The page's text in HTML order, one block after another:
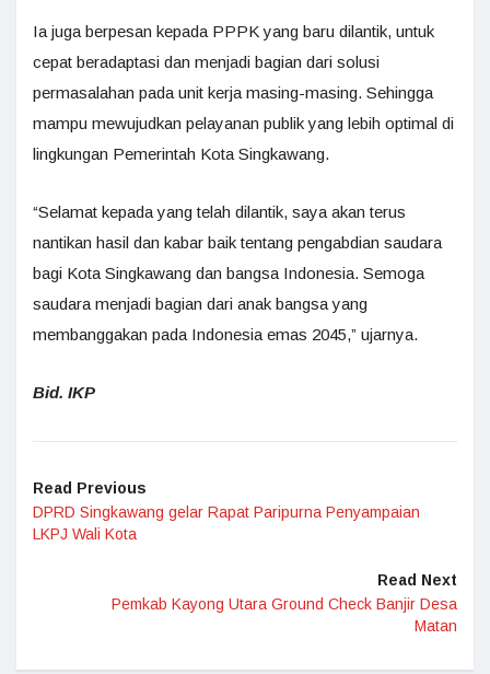
Ia juga berpesan kepada PPPK yang baru dilantik, untuk
cepat beradaptasi dan menjadi bagian dari solusi
permasalahan pada unit kerja masing-masing. Sehingga
mampu mewujudkan pelayanan publik yang lebih optimal di
lingkungan Pemerintah Kota Singkawang.
“Selamat kepada yang telah dilantik, saya akan terus
nantikan hasil dan kabar baik tentang pengabdian saudara
bagi Kota Singkawang dan bangsa Indonesia. Semoga
saudara menjadi bagian dari anak bangsa yang
membanggakan pada Indonesia emas 2045,” ujarnya.
Bid. IKP
Read Previous
DPRD Singkawang gelar Rapat Paripurna Penyampaian
LKPJ Wali Kota
Read Next
Pemkab Kayong Utara Ground Check Banjir Desa
Matan